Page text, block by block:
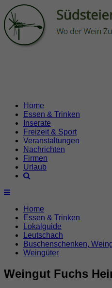
Home
Essen & Trinken
Inserate
Freizeit & Sport
Veranstaltungen
Nachrichten
Firmen
Urlaub
Home
Essen & Trinken
Lokalguide
Leutschach
Buschenschenken,
Weingüter
Weingut Fuchs